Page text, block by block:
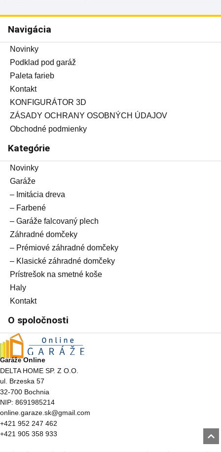
Navigácia
Novinky
Podklad pod garáž
Paleta farieb
Kontakt
KONFIGURÁTOR 3D
ZÁSADY OCHRANY OSOBNÝCH ÚDAJOV
Obchodné podmienky
Kategórie
Novinky
Garáže
– Imitácia dreva
– Farbené
– Garáže falcovaný plech
Záhradné domčeky
– Prémiové záhradné domčeky
– Klasické záhradné domčeky
Prístrešok na smetné koše
Haly
Kontakt
O spoločnosti
GarážeOnline
DELTA HOME SP. Z O.O.
ul. Brzeska 57
32-700 Bochnia
NIP: 8691985214
online.garaze.sk@gmail.com
+421 952 247 462
+421 905 358 933